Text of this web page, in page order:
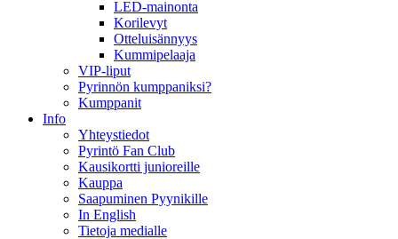
LED-mainonta
Korilevyt
Otteluisännyys
Kummipelaaja
VIP-liput
Pyrinnön kumppaniksi?
Kumppanit
Info
Yhteystiedot
Pyrintö Fan Club
Kausikortti junioreille
Kauppa
Saapuminen Pyynikille
In English
Tietoja medialle